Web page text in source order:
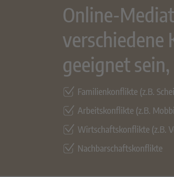
Online-
verschiedene
geeignet
Familienkonflikte (z.B.
Arbeitskonflikte (z.B.
Wirtschaftskonflikte (z.B.
Nachbarschaftskonflikte